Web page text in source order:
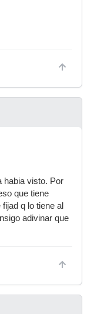
habia visto. Por
que tiene
q lo tiene al
adivinar que